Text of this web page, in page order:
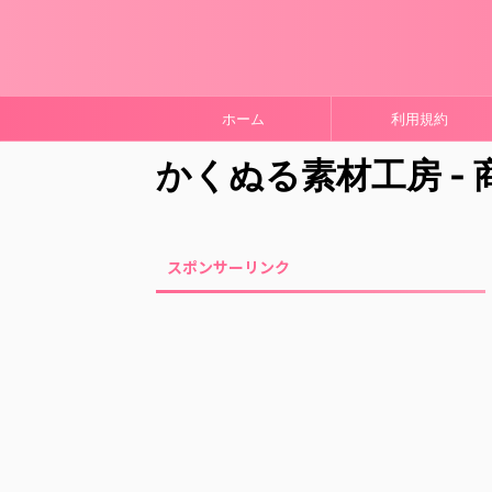
ホーム 利用規約
かくぬる素材工房 -
スポンサーリンク